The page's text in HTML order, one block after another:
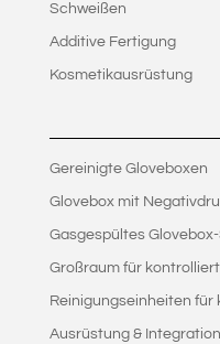
Schweißen
Additive Fertigung
Kosmetikausrüstung
Gereinigte Gloveboxen
Glovebox mit
Gasgespültes
Großraum für
Reinigungseinheiten
Ausrüstung & Integration